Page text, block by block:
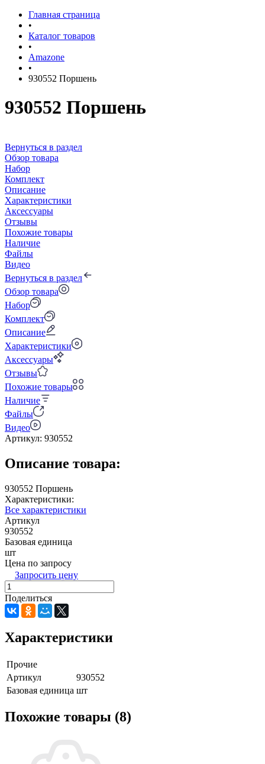
Главная страница
•
Каталог товаров
•
Amazone
•
930552 Поршень
930552 Поршень
Вернуться в раздел
Обзор товара
Набор
Комплект
Описание
Характеристики
Аксессуары
Отзывы
Похожие товары
Наличие
Файлы
Видео
Вернуться в раздел
Обзор товара
Набор
Комплект
Описание
Характеристики
Аксессуары
Отзывы
Похожие товары
Наличие
Файлы
Видео
Артикул: 930552
Описание товара:
930552 Поршень
Характеристики:
Все характеристики
Артикул
930552
Базовая единица
шт
Цена по запросу
Запросить цену
Поделиться
Характеристики
Прочие
Артикул
930552
Базовая единица шт
Похожие товары (8)